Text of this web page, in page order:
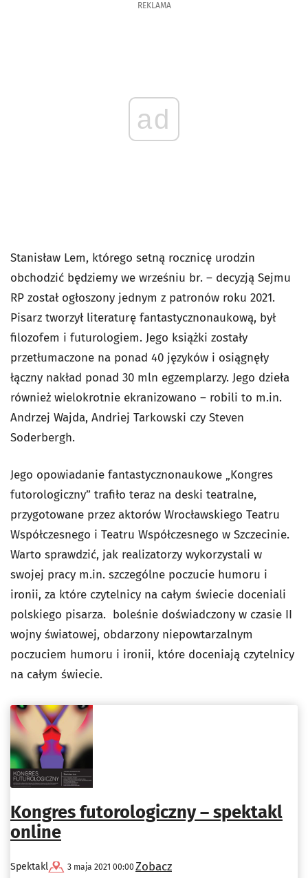
REKLAMA
ad
Stanisław Lem, którego setną rocznicę urodzin
obchodzić będziemy we wrześniu br. – decyzją Sejmu
RP został ogłoszony jednym z patronów roku 2021.
Pisarz tworzył literaturę fantastycznonaukową, był
filozofem i futurologiem. Jego książki zostały
przetłumaczone na ponad 40 języków i osiągnęły
łączny nakład ponad 30 mln egzemplarzy. Jego dzieła
również wielokrotnie ekranizowano – robili to m.in.
Andrzej Wajda, Andriej Tarkowski czy Steven
Soderbergh.
Jego opowiadanie fantastycznonaukowe „Kongres
futorologiczny” trafiło teraz na deski teatralne,
przygotowane przez aktorów Wrocławskiego Teatru
Współczesnego i Teatru Współczesnego w Szczecinie.
Warto sprawdzić, jak realizatorzy wykorzystali w
swojej pracy m.in. szczególne poczucie humoru i
ironii, za które czytelnicy na całym świecie doceniali
polskiego pisarza. boleśnie doświadczony w czasie II
wojny światowej, obdarzony niepowtarzalnym
poczuciem humoru i ironii, które doceniają czytelnicy
na całym świecie.
Kongres futorologiczny – spektakl
online
Spektakl
3 maja 2021 00:00 Zobacz